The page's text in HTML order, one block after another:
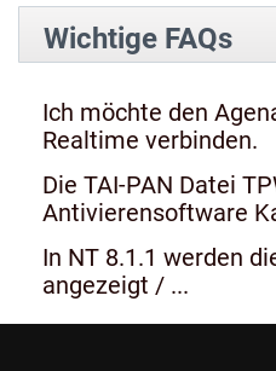
Wichtige FAQs
Ich möchte den
Realtime verbinden.
Die TAI-PAN Datei
Antivierensoftware
In NT 8.1.1 werden
angezeigt / ...